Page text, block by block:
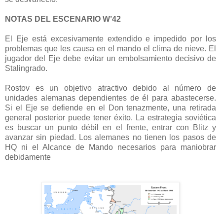
NOTAS DEL ESCENARIO W’42
El Eje está excesivamente extendido e impedido por los
problemas que les causa en el mando el clima de nieve. El
jugador del Eje debe evitar un embolsamiento decisivo de
Stalingrado.
Rostov es un objetivo atractivo debido al número de
unidades alemanas dependientes de él para abastecerse.
Si el Eje se defiende en el Don tenazmente, una retirada
general posterior puede tener éxito. La estrategia soviética
es buscar un punto débil en el frente, entrar con Blitz y
avanzar sin piedad. Los alemanes no tienen los pasos de
HQ ni el Alcance de Mando necesarios para maniobrar
debidamente